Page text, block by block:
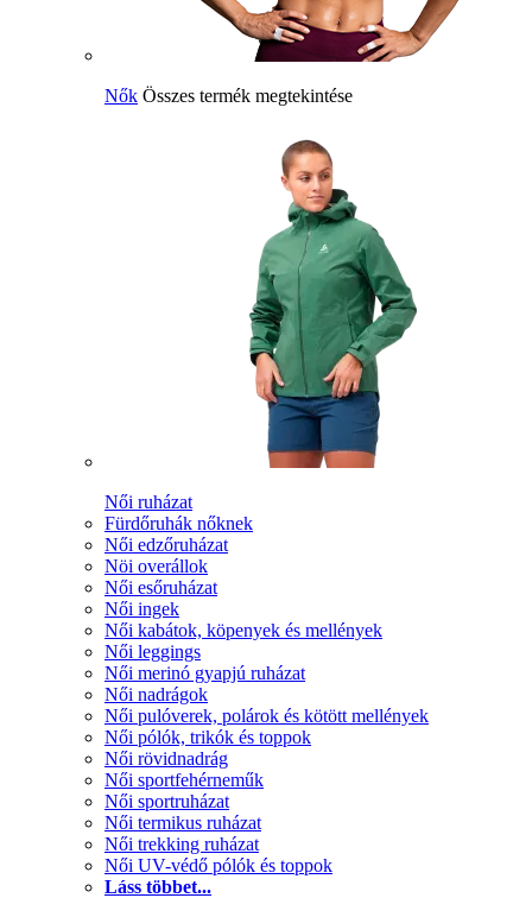
Nők Összes termék megtekintése
Női ruházat
Fürdőruhák nőknek
Női edzőruházat
Nöi overállok
Női esőruházat
Női ingek
Női kabátok, köpenyek és mellények
Női leggings
Női merinó gyapjú ruházat
Női nadrágok
Női pulóverek, polárok és kötött mellények
Női pólók, trikók és toppok
Női rövidnadrág
Női sportfehérneműk
Női sportruházat
Női termikus ruházat
Női trekking ruházat
Női UV-védő pólók és toppok
Láss többet...